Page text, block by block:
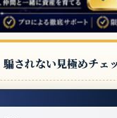
されない見極めチェ